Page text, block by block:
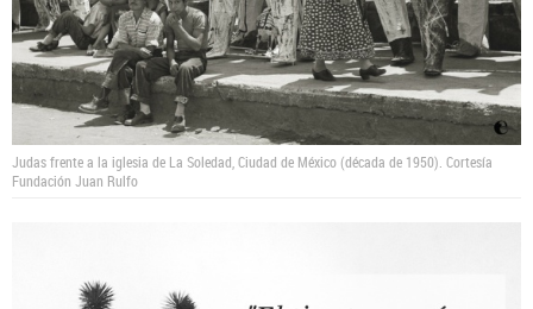
Judas frente a la iglesia de La Soledad, Ciudad de México (década de 1950). Cortesía
Fundación Juan Rulfo